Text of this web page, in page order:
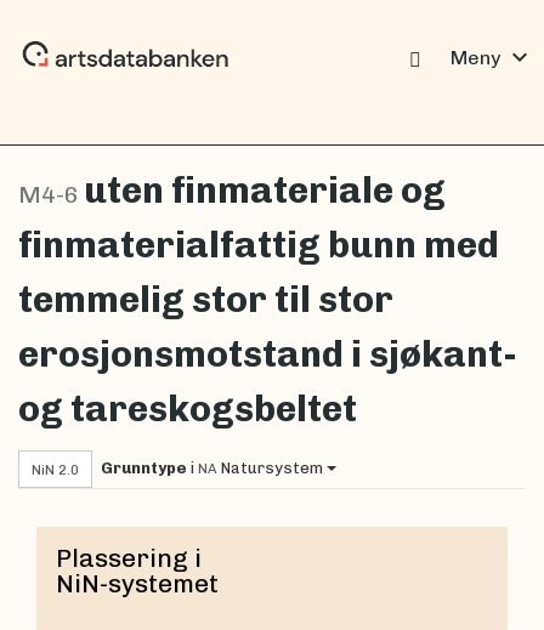
Meny expand_more
M4-6 uten finmateriale og
finmaterialfattig bunn med
temmelig stor til stor
erosjonsmotstand i sjøkant-
og tareskogsbeltet
NiN 2.0 Grunntype i NA Natursystem
Plassering i
NiN-systemet